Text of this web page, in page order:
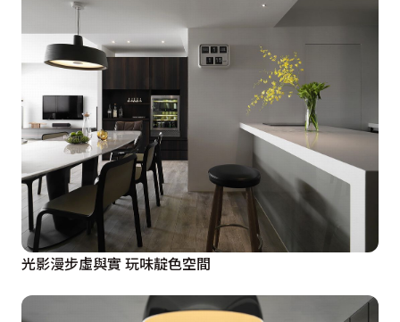
光影漫步虛與實 玩味靛色空間